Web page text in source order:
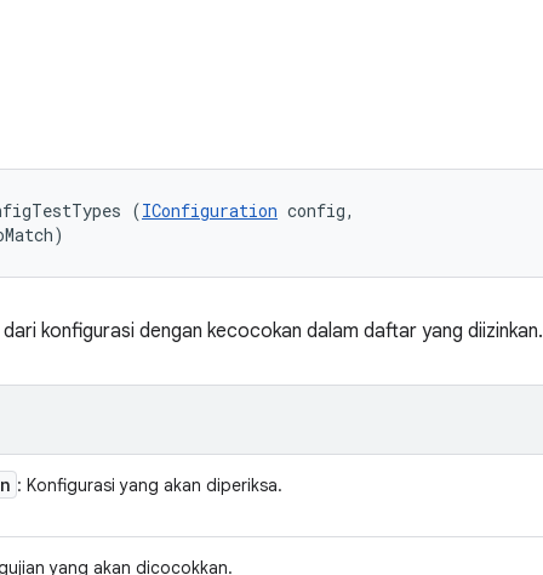
(IConfiguration config,
konfigurasi dengan kecocokan dalam daftar yang diizinkan.
: Konfigurasi yang akan diperiksa.
yang akan dicocokkan.